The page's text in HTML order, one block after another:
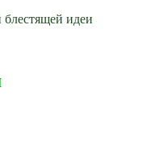
идеи